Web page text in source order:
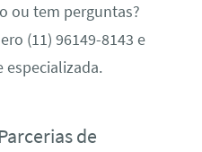
ou tem perguntas?
(11) 96149-8143 e
especializada.
de